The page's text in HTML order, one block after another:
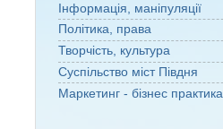
Інформація, маніпуляції
Політика, права
Творчість, культура
Суспільство міст Півдня
Маркетинг - бізнес практика